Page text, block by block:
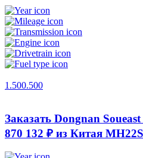
1.500.500
Заказать Dongnan
870 132 ₽ из Китая